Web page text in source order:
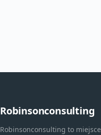
Robinsonconsulting
Robinsonconsulting to miejsce